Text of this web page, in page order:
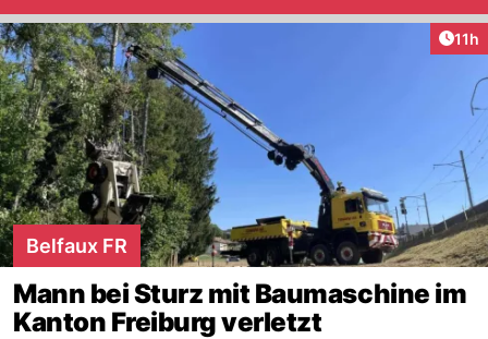
11h
Belfaux FR
Mann bei Sturz mit Baumaschine im
Kanton Freiburg verletzt